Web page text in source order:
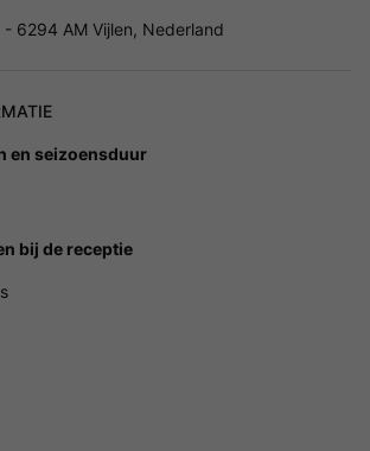
6294 AM Vijlen, Nederland
en seizoensduur
bij de receptie